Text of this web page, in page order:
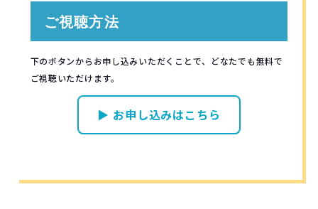
ご視聴方法
下のボタンからお申し込みいただくことで、どなたでも無料で
ご視聴いただけます。
▶ お申し込みはこちら